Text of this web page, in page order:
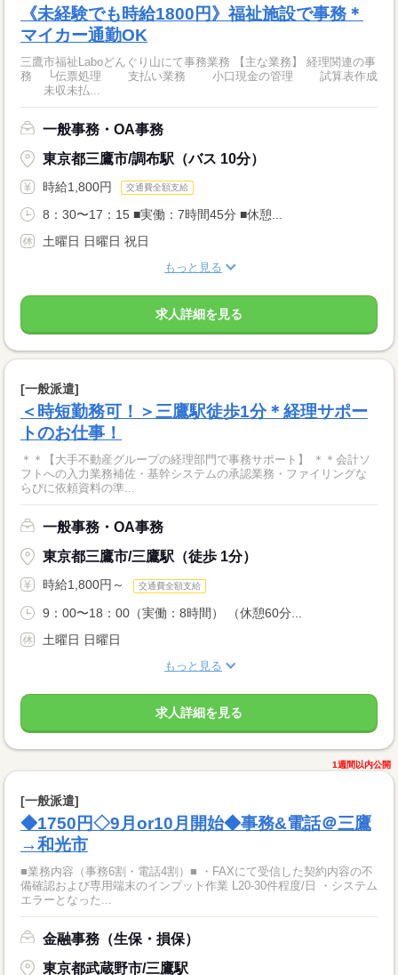
《未経験でも時給1800円》福祉施設で事務＊
マイカー通勤OK
三鷹市福祉Laboどんぐり山にて事務業務 【主な業務】 経理関連の事
務 └伝票処理 支払い業務 小口現金の管理 試算表作成
未収未払...
一般事務・OA事務
東京都三鷹市/調布駅（バス 10分）
時給1,800円 交通費全額支給
8：30〜17：15 ■実働：7時間45分 ■休憩...
土曜日 日曜日 祝日
もっと見る
求人詳細を見る
[一般派遣]
＜時短勤務可！＞三鷹駅徒歩1分＊経理サポー
トのお仕事！
＊＊【大手不動産グループの経理部門で事務サポート】 ＊＊会計ソ
フトへの入力業務補佐・基幹システムの承認業務・ファイリングな
らびに依頼資料の準...
一般事務・OA事務
東京都三鷹市/三鷹駅（徒歩 1分）
時給1,800円～ 交通費全額支給
9：00〜18：00（実働：8時間） （休憩60分...
土曜日 日曜日
もっと見る
求人詳細を見る
1週間以内公開
[一般派遣]
◆1750円◇9月or10月開始◆事務&電話＠三鷹
→和光市
■業務内容（事務6割・電話4割）■ ・FAXにて受信した契約内容の不
備確認および専用端末のインプット作業 L20-30件程度/日 ・システム
エラーとなった...
金融事務（生保・損保）
東京都武蔵野市/三鷹駅